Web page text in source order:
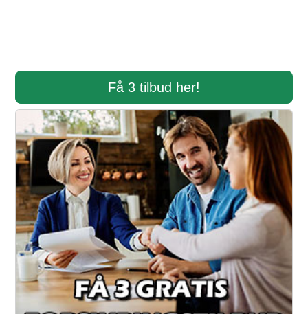
Få 3 tilbud her!